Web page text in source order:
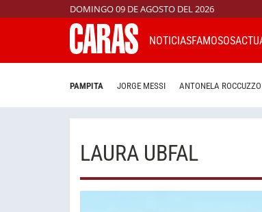
DOMINGO 09 DE AGOSTO DEL 2026
NOTICIASFAMOSOS
PAMPITA JORGE MESSI ANTONELA ROCCUZZO
LAURA UBFAL